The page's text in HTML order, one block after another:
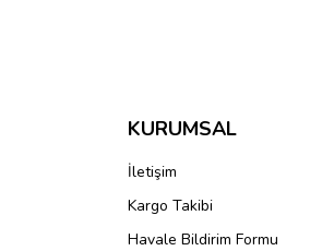
KURUMSAL
İletişim
Kargo Takibi
Havale Bildirim Formu